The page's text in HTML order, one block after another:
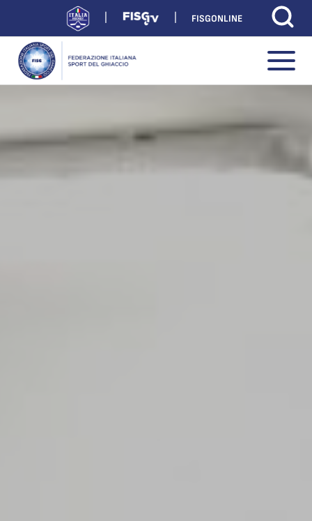
FISGONLINE